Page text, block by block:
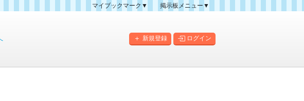
マイブックマーク▼
掲示板メニュー▼
掲示板マップ
新規登録 ログイン